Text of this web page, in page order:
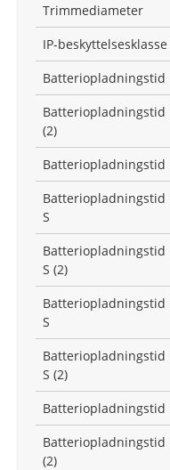
Trimmediameter
IP-beskyttelsesklasse
Batteriopladningstid
Batteriopladningstid
(2)
Batteriopladningstid
Batteriopladningstid
S
Batteriopladningstid
S (2)
Batteriopladningstid
S
Batteriopladningstid
S (2)
Batteriopladningstid
Batteriopladningstid
(2)